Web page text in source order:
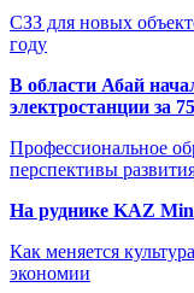
СЗЗ для новых
году
В области Абай
электростанции за
Профессиональное
перспективы
На руднике KAZ
Как меняется
экономии